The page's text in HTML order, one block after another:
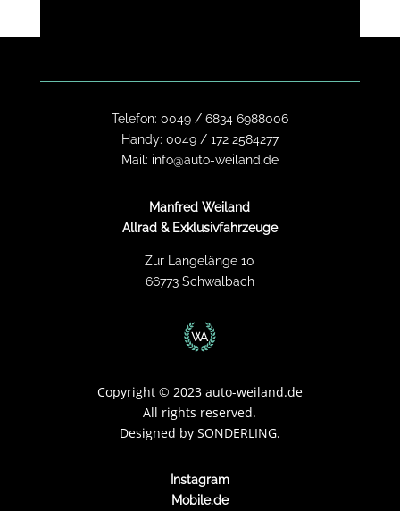
Telefon: 0049 / 6834 6988006
Handy: 0049 / 172 2584277
Mail: info@auto-weiland.de
Manfred Weiland
Allrad & Exklusivfahrzeuge
Zur Langelänge 10
66773 Schwalbach
Copyright © 2023 auto-weiland.de
All rights reserved.
Designed by SONDERLING.
Instagram
Mobile.de